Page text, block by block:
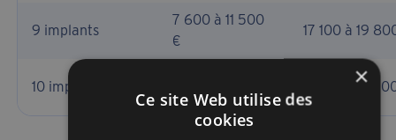
9 implants
7 600 à 11 500
€
17 100 à 19
10 implants
€
19 000 à 22
×
Ce site Web utilise des
cookies